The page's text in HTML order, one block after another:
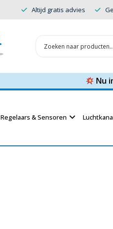
Altijd gratis advies
Nu
Regelaars & Sensoren